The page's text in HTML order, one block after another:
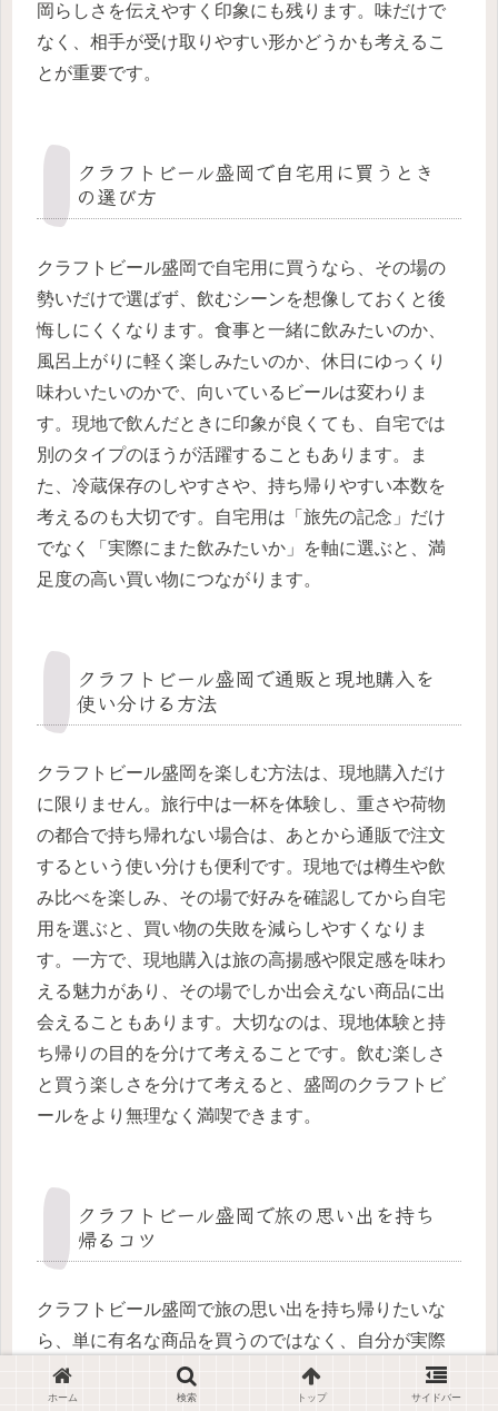
岡らしさを伝えやすく印象にも残ります。味だけで
なく、相手が受け取りやすい形かどうかも考えるこ
とが重要です。
クラフトビール盛岡で自宅用に買うとき
の選び方
クラフトビール盛岡で自宅用に買うなら、その場の
勢いだけで選ばず、飲むシーンを想像しておくと後
悔しにくくなります。食事と一緒に飲みたいのか、
風呂上がりに軽く楽しみたいのか、休日にゆっくり
味わいたいのかで、向いているビールは変わりま
す。現地で飲んだときに印象が良くても、自宅では
別のタイプのほうが活躍することもあります。ま
た、冷蔵保存のしやすさや、持ち帰りやすい本数を
考えるのも大切です。自宅用は「旅先の記念」だけ
でなく「実際にまた飲みたいか」を軸に選ぶと、満
足度の高い買い物につながります。
クラフトビール盛岡で通販と現地購入を
使い分ける方法
クラフトビール盛岡を楽しむ方法は、現地購入だけ
に限りません。旅行中は一杯を体験し、重さや荷物
の都合で持ち帰れない場合は、あとから通販で注文
するという使い分けも便利です。現地では樽生や飲
み比べを楽しみ、その場で好みを確認してから自宅
用を選ぶと、買い物の失敗を減らしやすくなりま
す。一方で、現地購入は旅の高揚感や限定感を味わ
える魅力があり、その場でしか出会えない商品に出
会えることもあります。大切なのは、現地体験と持
ち帰りの目的を分けて考えることです。飲む楽しさ
と買う楽しさを分けて考えると、盛岡のクラフトビ
ールをより無理なく満喫できます。
クラフトビール盛岡で旅の思い出を持ち
帰るコツ
クラフトビール盛岡で旅の思い出を持ち帰りたいな
ら、単に有名な商品を買うのではなく、自分が実際
に心地よいと感じた体験と結びついたものを選ぶの
がコツです。たとえば、旅の最後に飲んで印象に残
ホーム 検索 トップ サイドバー